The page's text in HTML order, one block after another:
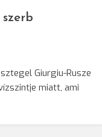
Giurgiu-Rusze
miatt, ami